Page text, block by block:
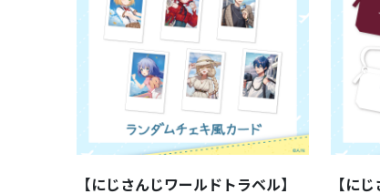
【にじさんじワールドトラベル】
【に